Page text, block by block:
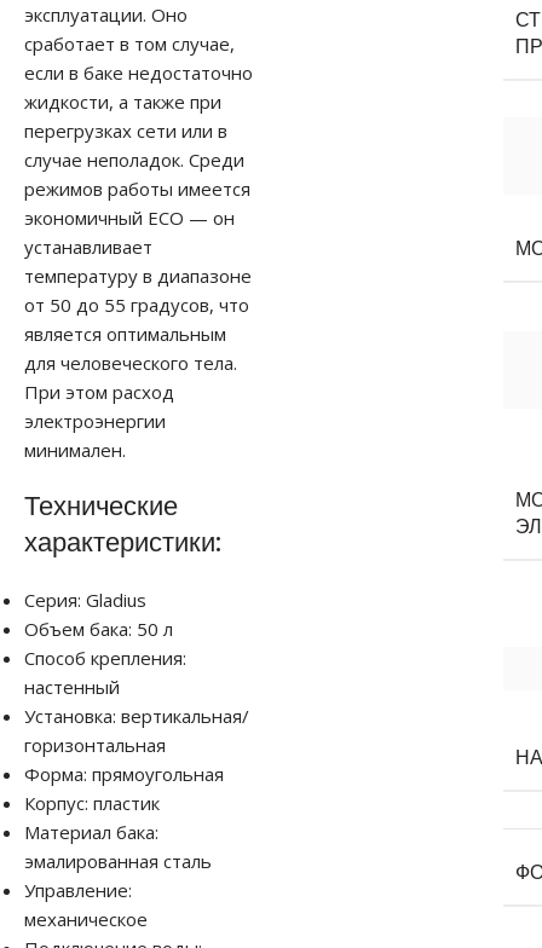
эксплуатации. Оно
сработает в том случае,
если в баке недостаточно
жидкости, а также при
перегрузках сети или в
случае неполадок. Среди
режимов работы имеется
экономичный ECO — он
устанавливает
температуру в диапазоне
от 50 до 55 градусов, что
является оптимальным
для человеческого тела.
При этом расход
электроэнергии
минимален.
Технические
характеристики:
Серия: Gladius
Объем бака: 50 л
Способ крепления:
настенный
Установка: вертикальная/
горизонтальная
Форма: прямоугольная
Корпус: пластик
Материал бака:
эмалированная сталь
Управление:
механическое